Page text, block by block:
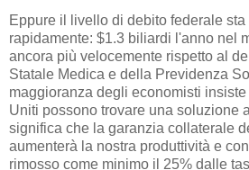
Eppure il livello di debito federale
rapidamente: $1.3 biliardi l'anno nel
ancora più velocemente rispetto al
Statale Medica e della Previdenza
maggioranza degli economisti
Uniti possono trovare una soluzione
significa che la garanzia collaterale
aumenterà la nostra produttività e
rimosso come minimo il 25% dalle